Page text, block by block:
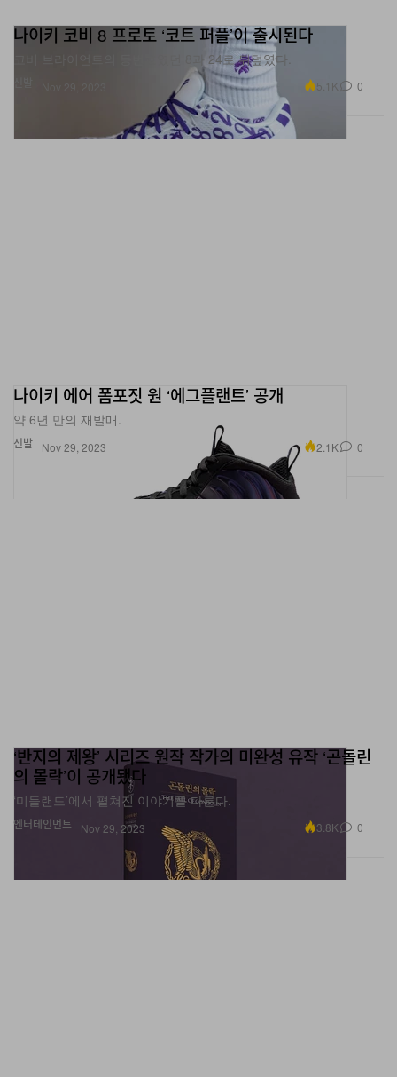
나이키 코비 8 프로토 ‘코트 퍼플’이 출시된다
코비 브라이언트의 등번호였던 8과 24로 뒤덮였다.
5.1K 0
신발
나이키 에어 폼포짓 원 ‘에그플랜트’ 공개
약 6년 만의 재발매.
Nov 29, 2023 2.1K 0
엔터테인먼트
‘반지의 제왕’ 시리즈 원작 작가의 미완성 유작 ‘곤돌린
의 몰락’이 공개됐다
‘미들랜드’에서 펼쳐진 이야기를 다룬다.
Nov 29, 2023 3.8K 0